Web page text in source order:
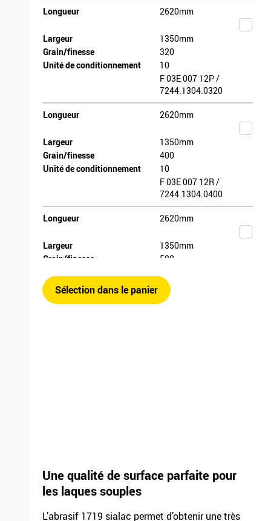
Longueur 2620mm
Largeur
1350mm
Grain/finesse
320
Unité de conditionnement
10
F 03E 007 12P /
7244.1304.0320
Longueur 2620mm
Largeur
1350mm
Grain/finesse
400
Unité de conditionnement
10
F 03E 007 12R /
7244.1304.0400
Longueur 2620mm
Largeur
1350mm
Grain/finesse
500
F 03E 007 12S /
7244.1304.0500
Sélection dans le panier
Une qualité de surface parfaite pour
les laques souples
L’abrasif 1719 sialac permet d’obtenir une très